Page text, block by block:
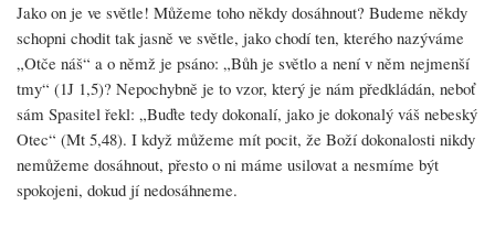
Jako on je ve světle! Můžeme toho někdy dosáhnout? Budeme někdy
schopni chodit tak jasně ve světle, jako chodí ten, kterého nazýváme
„Otče náš“ a o němž je psáno: „Bůh je světlo a není v něm nejmenší
tmy“ (1J 1,5)? Nepochybně je to vzor, který je nám předkládán, neboť
sám Spasitel řekl: „Buďte tedy dokonalí, jako je dokonalý váš nebeský
Otec“ (Mt 5,48). I když můžeme mít pocit, že Boží dokonalosti nikdy
nemůžeme dosáhnout, přesto o ni máme usilovat a nesmíme být
spokojeni, dokud jí nedosáhneme.